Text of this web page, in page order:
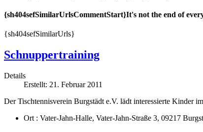
{sh404sefSimilarUrlsCommentStart}It's not the end of
{sh404sefSimilarUrls}
Schnuppertraining
Details
Erstellt: 21. Februar 2011
Der Tischtennisverein Burgstädt e.V. lädt interessierte Kinder
Ort : Vater-Jahn-Halle, Vater-Jahn-Straße 3, 09217